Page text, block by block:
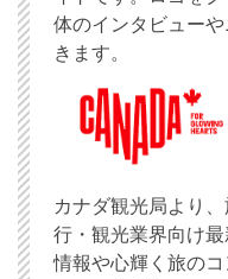
体のインタビュー
きます。
カナダ観光局より、
行・観光業界向け最
情報や心輝く旅のコ